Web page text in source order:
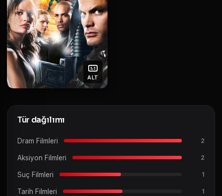
ALT
Tür dağılımı
Dram Filmleri 2
Aksiyon Filmleri 2
Suç Filmleri 1
Tarih Filmleri 1